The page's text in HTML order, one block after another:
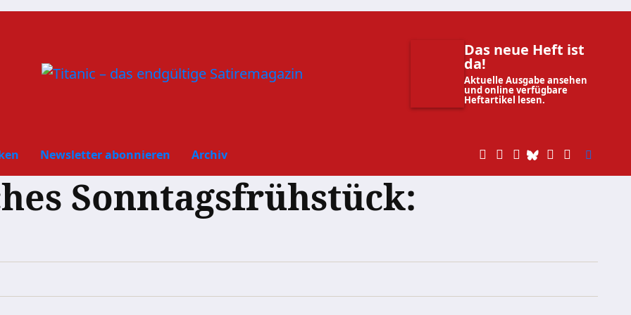
Das neue Heft ist
da!
Aktuelle Ausgabe ansehen
und online verfügbare
Heftartikel lesen.
Newsletter abonnieren Archiv
Sonntagsfrühstück: